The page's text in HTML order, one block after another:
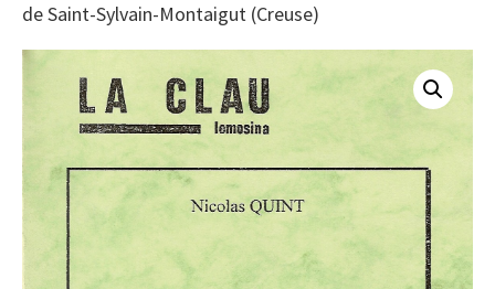
de Saint-Sylvain-Montaigut (Creuse)